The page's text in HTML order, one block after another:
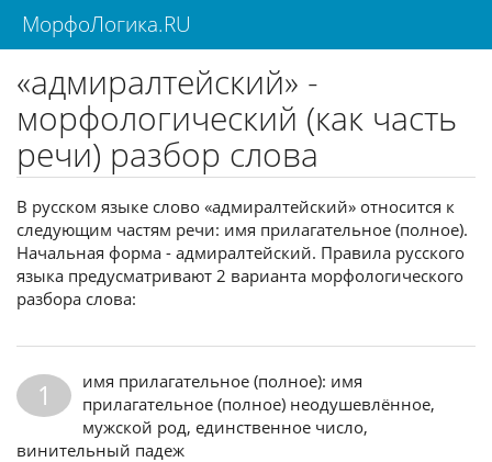
МорфоЛогика.RU
«адмиралтейский» -
морфологический (как часть
речи) разбор слова
В русском языке слово «адмиралтейский» относится к
следующим частям речи: имя прилагательное (полное).
Начальная форма - адмиралтейский. Правила русского
языка предусматривают 2 варианта морфологического
разбора слова:
1
имя прилагательное (полное): имя
прилагательное (полное) неодушевлённое,
мужской род, единственное число,
винительный падеж